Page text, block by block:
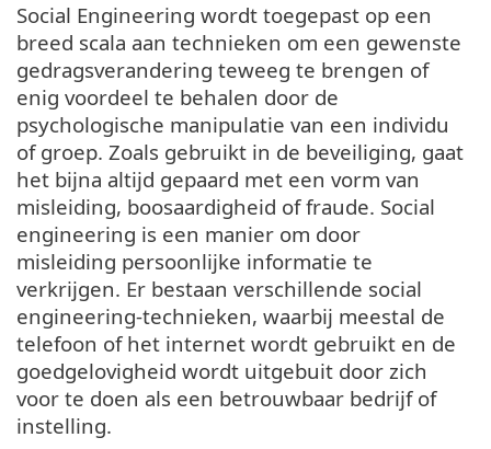
Social Engineering wordt toegepast op een
breed scala aan technieken om een gewenste
gedragsverandering teweeg te brengen of
enig voordeel te behalen door de
psychologische manipulatie van een individu
of groep. Zoals gebruikt in de beveiliging, gaat
het bijna altijd gepaard met een vorm van
misleiding, boosaardigheid of fraude. Social
engineering is een manier om door
misleiding persoonlijke informatie te
verkrijgen. Er bestaan verschillende social
engineering-technieken, waarbij meestal de
telefoon of het internet wordt gebruikt en de
goedgelovigheid wordt uitgebuit door zich
voor te doen als een betrouwbaar bedrijf of
instelling.